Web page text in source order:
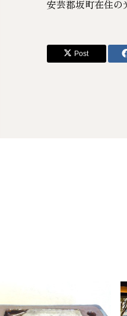
安芸郡坂町在住の
Post